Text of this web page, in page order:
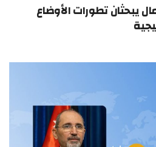
يبحثان تطورات الأوضاع